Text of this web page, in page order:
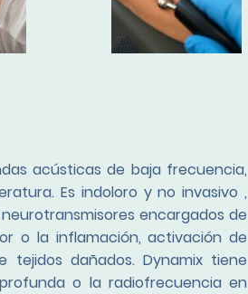
acústicas de baja frecuencia,
Es indoloro y no invasivo ,
encargados de
o la inflamación, activación de
dañados. Dynamix tiene
o la radiofrecuencia en